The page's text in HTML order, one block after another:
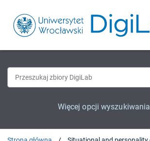
Więcej opcji wyszukiwania